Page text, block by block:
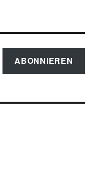
ABONNIEREN